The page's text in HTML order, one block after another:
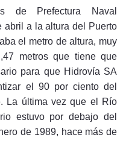
de Prefectura Naval
abril a la altura del Puerto
el metro de altura, muy
metros que tiene que
para que Hidrovía SA
el 90 por ciento del
La última vez que el Río
estuvo por debajo del
de 1989, hace más de